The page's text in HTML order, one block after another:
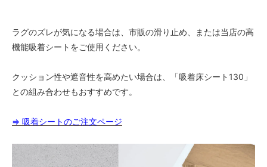
ラグのズレが気になる場合は、市販の滑り止め、または当店の高
機能吸着シートをご使用ください。
クッション性や遮音性を高めたい場合は、「吸着床シート130」
との組み合わせもおすすめです。
⇒ 吸着シートのご注文ページ